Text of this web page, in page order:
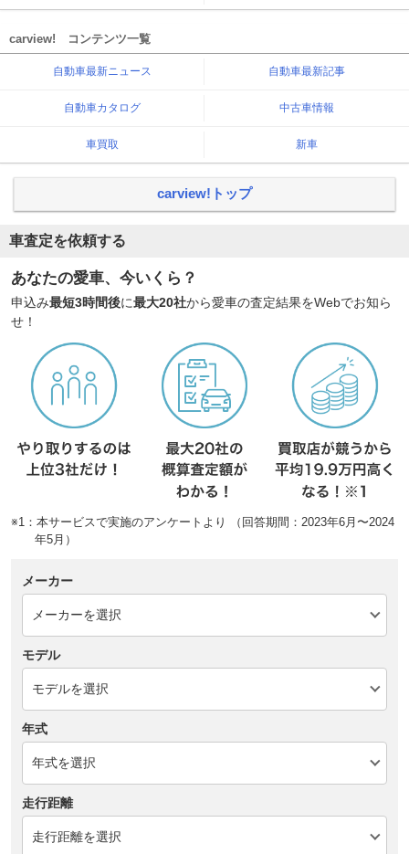
carview! コンテンツ一覧
自動車最新ニュース 自動車最新記事
自動車カタログ 中古車情報
車買取 新車
carview!トップ
車査定を依頼する
あなたの愛車、今いくら？
申込み最短3時間後に最大20社から愛車の査定結果をWebでお知ら
せ！
※1：本サービスで実施のアンケートより （回答期間：2023年6月〜2024
年5月）
メーカー
モデル
年式
走行距離